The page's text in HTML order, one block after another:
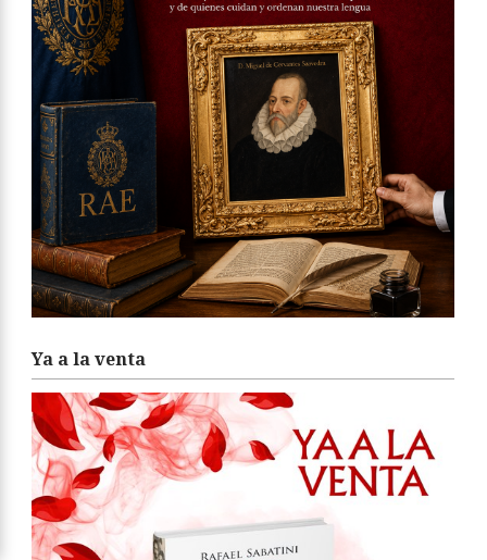
Ya a la venta